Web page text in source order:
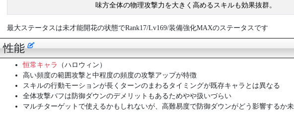
味方全体の物理攻撃力を大きく高めるスキルも効果抜群。
最大ステータスは未才能開花の状態でRank17/Lv169/装備強化MAXのステータスです
性能
恒常キャラ
（ハロウィン）
高い頻度の範囲攻撃と中程度の頻度の攻撃アップが特徴
スキルの行動モーションが長くターンのまわるタイミングが既存キャラとは異なる
全体攻撃バフは防御ダウンのデメリットもあるためやや扱いづらい
マルチターゲットで使えるかもしれないが、高難易度で防御ダウンがどう影響するか